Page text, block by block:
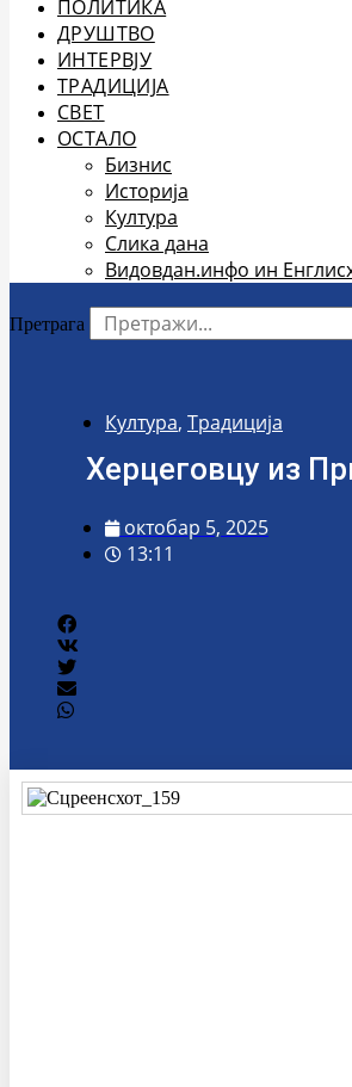
ПОЛИТИКА
ДРУШТВО
ИНТЕРВЈУ
ТРАДИЦИЈА
СВЕТ
ОСТАЛО
Бизнис
Историја
Култура
Слика дана
Видовдан.инфо ин
Претрага
Култура, Традиција
Херцеговцу из
октобар 5, 2025
13:11